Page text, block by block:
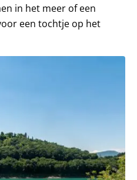
in het meer of een
een tochtje op het